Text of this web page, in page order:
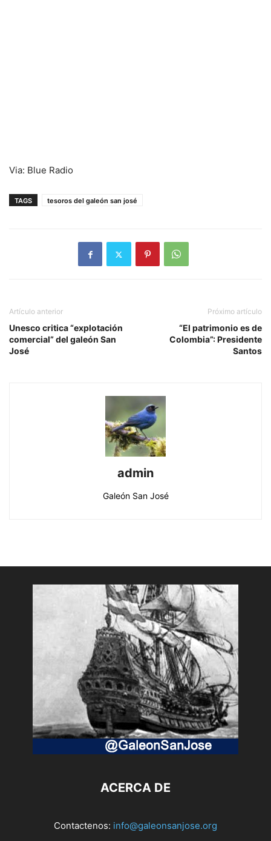
Via: Blue Radio
TAGS tesoros del galeón san josé
Artículo anterior
Unesco critica “explotación
comercial” del galeón San
José
Próximo artículo
“El patrimonio es de
Colombia”: Presidente
Santos
admin
Galeón San José
ACERCA DE
Contactenos: info@galeonsanjose.org